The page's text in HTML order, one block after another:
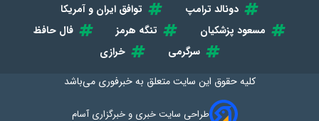
دونالد ترامپ
توافق ایران و آمریکا
مسعود پزشکیان
تنگه هرمز
فال حافظ
سرگرمی
خرازی
کلیه حقوق این سایت متعلق بهخبرفوری می‌باشد
طراحی سایت خبری و خبرگزاری آسام